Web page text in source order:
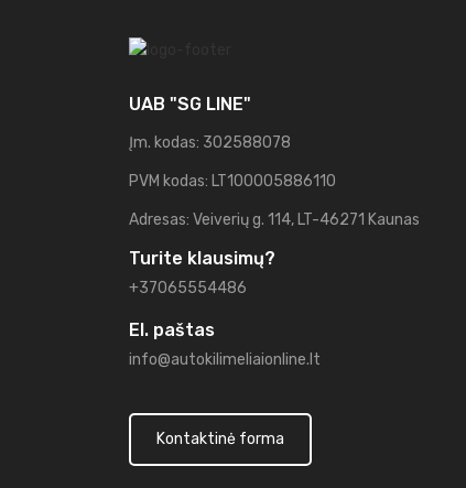
UAB "SG LINE"
Įm. kodas: 302588078
PVM kodas: LT100005886110
Adresas: Veiverių g. 114, LT-46271 Kaunas
Turite klausimų?
+37065554486
El. paštas
info@autokilimeliaionline.lt
Kontaktinė forma